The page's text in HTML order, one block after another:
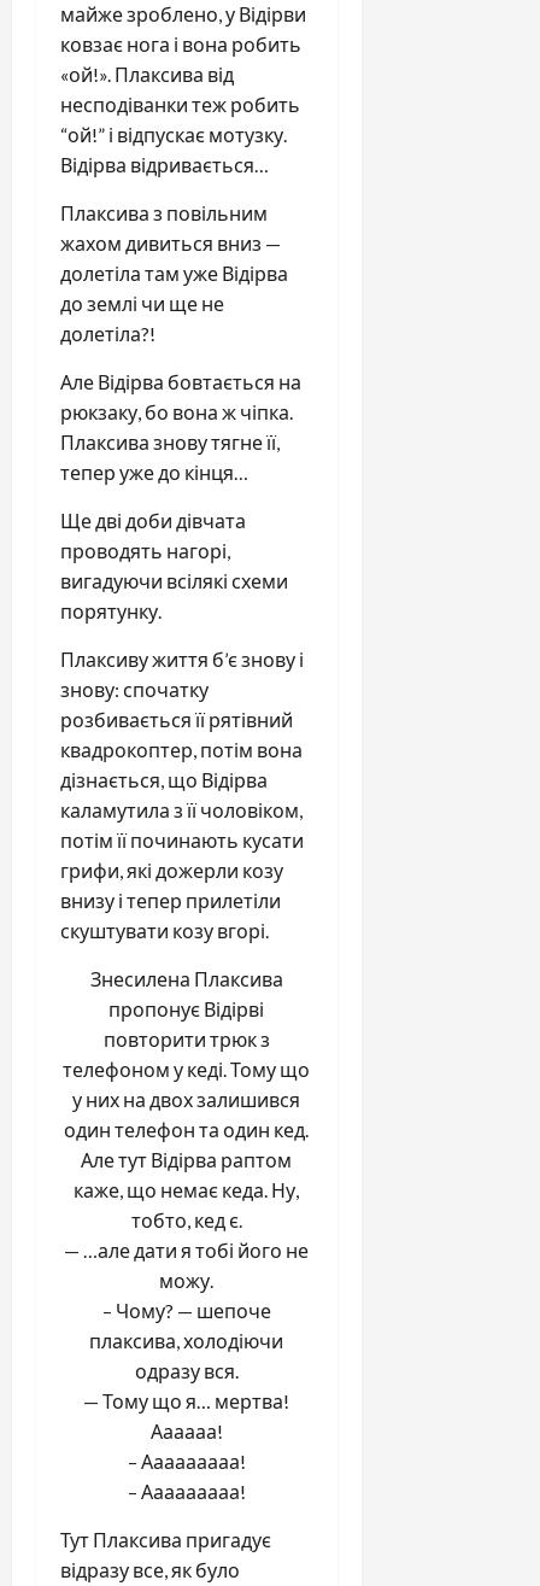
майже зроблено, у Відірви
ковзає нога і вона робить
«ой!». Плаксива від
несподіванки теж робить
“ой!” і відпускає мотузку.
Відірва відривається…
Плаксива з повільним
жахом дивиться вниз —
долетіла там уже Відірва
до землі чи ще не
долетіла?!
Але Відірва бовтається на
рюкзаку, бо вона ж чіпка.
Плаксива знову тягне її,
тепер уже до кінця…
Ще дві доби дівчата
проводять нагорі,
вигадуючи всілякі схеми
порятунку.
Плаксиву життя б’є знову і
знову: спочатку
розбивається її рятівний
квадрокоптер, потім вона
дізнається, що Відірва
каламутила з її чоловіком,
потім її починають кусати
грифи, які дожерли козу
внизу і тепер прилетіли
скуштувати козу вгорі.
Знесилена Плаксива
пропонує Відірві
повторити трюк з
телефоном у кеді. Тому що
у них на двох залишився
один телефон та один кед.
Але тут Відірва раптом
каже, що немає кеда. Ну,
тобто, кед є.
— …але дати я тобі його не
можу.
– Чому? — шепоче
плаксива, холодіючи
одразу вся.
— Тому що я… мертва!
Аааааа!
– Ааааааааа!
– Ааааааааа!
Тут Плаксива пригадує
відразу все, як було